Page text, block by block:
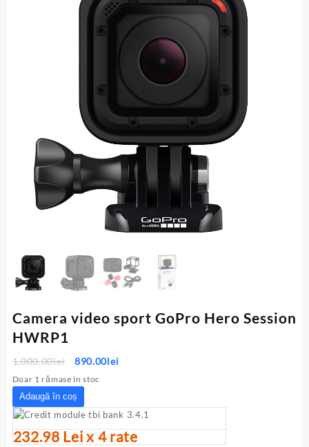
Camera video sport GoPro Hero Session
HWRP1
1,000.00lei
Prețul
inițial
a
fost:
1,000.00lei.
890.00leiPrețul
890.00lei.
Doar 1 rămase în stoc
Cantitate
Camera
video
sport
Adaugă în coș
232.98 Lei x 4 rate